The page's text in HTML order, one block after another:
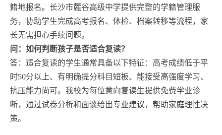
籍地报名。长沙市麓谷高级中学提供完整的学籍管理服
务，协助学生完成高考报名、体检、档案转移等流程，家
长无需担心手续问题。
问：如何判断孩子是否适合复读？
答：适合复读的学生通常具备以下特征：高考成绩低于平
时50分以上、有明确提分科目短板、能接受高强度学习、
抗压能力尚可。我校为每位意向复读生提供免费学业诊
断，通过试卷分析和面谈给出专业建议，帮助家庭理性决
策。